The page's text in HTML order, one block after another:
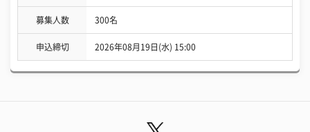
募集人数 300名
申込締切 2026年08月19日(水) 15:00